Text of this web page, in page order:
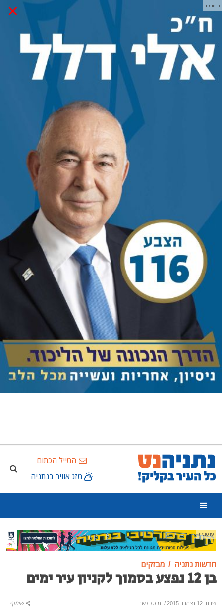
× פרסומת
המייל הכתום
מזג אוויר בנתניה
פרסומת
חדשות נתניה מבזקים
בן 12 נפצע בסמוך לקניון עיר ימים
שבת, 12 דצמבר 2015 / מיטל לשם שיתוף